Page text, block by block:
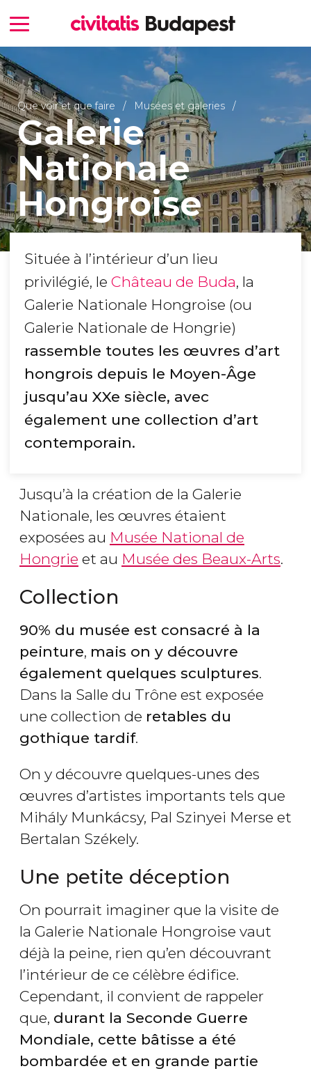
Que voir et que faire Musées et galeries
Galerie
Nationale
Hongroise
Située à l’intérieur d’un lieu
privilégié, le Château de Buda, la
Galerie Nationale Hongroise (ou
Galerie Nationale de Hongrie)
rassemble toutes les œuvres d’art
hongrois depuis le Moyen-Âge
jusqu’au XXe siècle, avec
également une collection d’art
contemporain.
Jusqu’à la création de la Galerie
Nationale, les œuvres étaient
exposées au Musée National de
Hongrie et au Musée des Beaux-Arts.
Collection
90% du musée est consacré à la
peinture, mais on y découvre
également quelques sculptures.
Dans la Salle du Trône est exposée
une collection de retables du
gothique tardif.
On y découvre quelques-unes des
œuvres d’artistes importants tels que
Mihály Munkácsy, Pal Szinyei Merse et
Bertalan Székely.
Une petite déception
On pourrait imaginer que la visite de
la Galerie Nationale Hongroise vaut
déjà la peine, rien qu’en découvrant
l’intérieur de ce célèbre édifice.
Cependant, il convient de rappeler
que, durant la Seconde Guerre
Mondiale, cette bâtisse a été
bombardée et en grande partie